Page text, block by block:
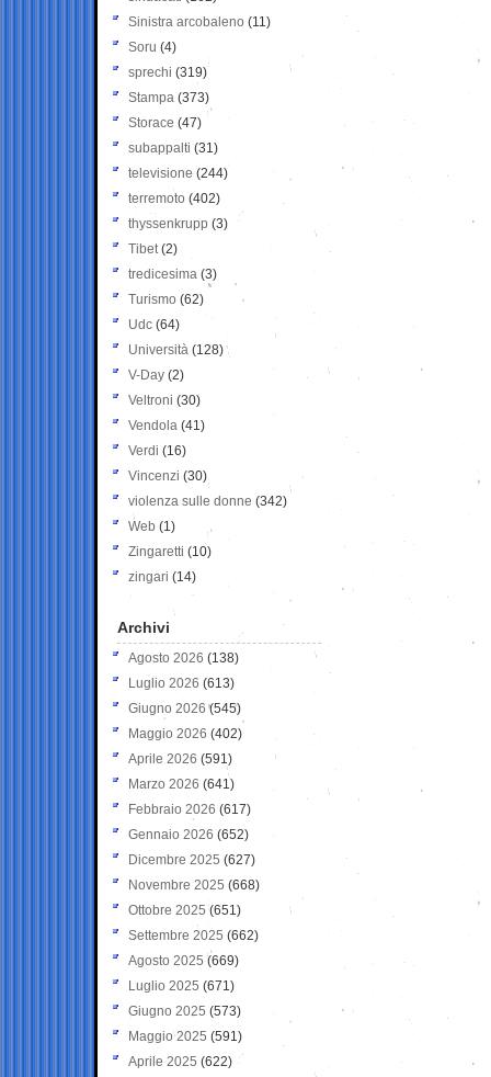
Sinistra arcobaleno (11)
Soru (4)
sprechi (319)
Stampa (373)
Storace (47)
subappalti (31)
televisione(244)
terremoto (402)
thyssenkrupp (3)
Tibet(2)
tredicesima (3)
Turismo (62)
Udc (64)
Università (128)
V-Day (2)
Veltroni (30)
Vendola (41)
Verdi (16)
Vincenzi (30)
violenza sulle donne (342)
Web (1)
Zingaretti (10)
zingari (14)
Archivi
Agosto 2026 (138)
Luglio 2026 (613)
Giugno 2026 (545)
Maggio 2026 (402)
Aprile 2026 (591)
Marzo 2026 (641)
Febbraio 2026 (617)
Gennaio 2026 (652)
Dicembre 2025 (627)
Novembre 2025 (668)
Ottobre 2025 (651)
Settembre 2025 (662)
Agosto 2025 (669)
Luglio 2025 (671)
Giugno 2025 (573)
Maggio 2025 (591)
Aprile 2025 (622)